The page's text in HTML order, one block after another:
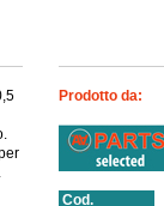
Prodotto da:
Cod.